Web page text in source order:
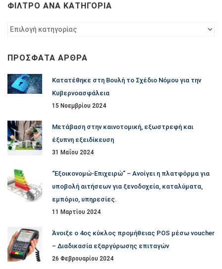
ΦΊΛΤΡΟ ΑΝΆ ΚΑΤΗΓΟΡΊΑ
Φίλτρο
ΠΡΌΣΦΑΤΑ ΆΡΘΡΑ
Κατατέθηκε στη Βουλή το Σχέδιο Νόμου για την
Κυβερνοασφάλεια
15 Νοεμβρίου 2024
Μετάβαση στην καινοτομική, εξωστρεφή και
έξυπνη εξειδίκευση
31 Μαΐου 2024
“Εξοικονομώ-Επιχειρώ” – Ανοίγει η πλατφόρμα για
υποβολή αιτήσεων για ξενοδοχεία, καταλύματα,
εμπόριο, υπηρεσίες.
11 Μαρτίου 2024
Άνοιξε ο 4ος κύκλος προμήθειας POS μέσω voucher
– Διαδικασία εξαργύρωσης επιταγών
26 Φεβρουαρίου 2024